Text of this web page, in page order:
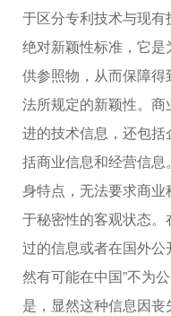
于区分专利技术与现
绝对新颖性标准，它
供参照物，从而保障
法所规定的新颖性。
进的技术信息，还包
括商业信息和经营信
身特点，无法要求商
于秘密性的客观状态
过的信息或者在国外
然有可能在中国”不为
是，显然这种信息因